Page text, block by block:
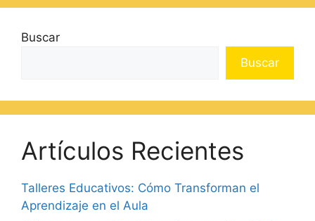
Buscar
Buscar
Artículos Recientes
Talleres Educativos: Cómo Transforman el
Aprendizaje en el Aula